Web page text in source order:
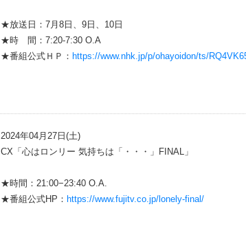
★放送日：7月8日、9日、10日
★時 間：7:20-7:30 O.A
★番組公式ＨＰ： https://www.nhk.jp/p/ohayoidon/ts/
2024年04月27日(土)
CX「心はロンリー 気持ちは「・・・」FINAL」
★時間：21:00−23:40 O.A.
★番組公式HP： https://www.fujitv.co.jp/lonely-final/